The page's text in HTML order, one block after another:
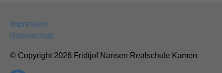
Impressum
Datenschutz
© Copyright 2026 Fridtjof Nansen Realschule Kamen